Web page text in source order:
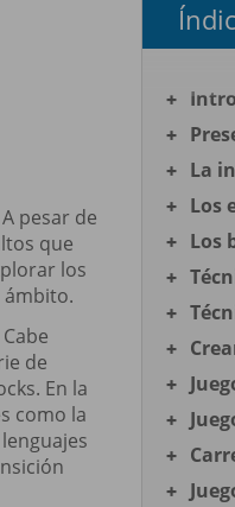
pesar de
que
los
de
En la
como la
La
Los
Los